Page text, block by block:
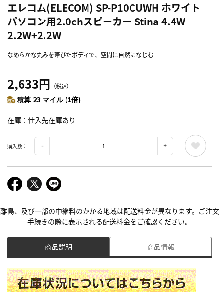
エレコム(ELECOM) SP-P10CUWH ホワイト
パソコン用2.0chスピーカー Stina 4.4W
2.2W+2.2W
なめらかな丸みを帯びたボディで、空間に自然になじむ
2,633円 （税込）
積算 23 マイル (1倍)
在庫 仕入先在庫あり
購入数：
離島、及び一部の中継料のかかる地域は配送料金が異なります。ご注文
手続きの際に表示される配送料金をご確認ください。
商品説明 商品情報